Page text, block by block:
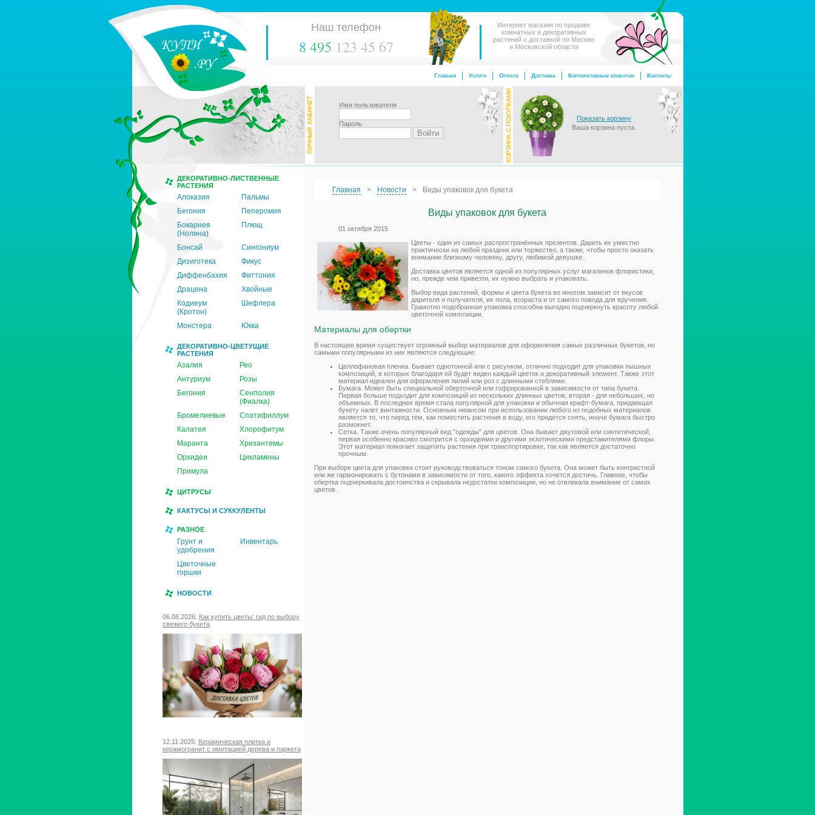
Наш телефон
8 495 123 45 67
Интернет магазин по продаже
комнатных и декоративных
растений с доставкой по Москве
и Московской области
Контакты
Корпоративным клиентам
Доставка
Оплата
Услуги
Главная
Имя пользователя
Пароль
Показать корзину
Ваша корзина пуста.
ДЕКОРАТИВНО-ЛИСТВЕННЫЕ
РАСТЕНИЯ
Алоказия
Пальмы
Бегония
Пеперомия
Бокарнея
(Нолина)
Плющ
Бонсай
Сингониум
Дизиготека
Фикус
Диффенбахия
Фиттония
Драцена
Хвойные
Кодиеум
(Кротон)
Шефлера
Монстера Юкка
ДЕКОРАТИВНО-ЦВЕТУЩИЕ
РАСТЕНИЯ
Азалия
Рео
Антуриум
Розы
Бегония
Сенполия
(Фиалка)
Бромелиевые
Спатифиллум
Калатея
Хлорофитум
Маранта
Хризантемы
Орхидеи
Цикламены
Примула
ЦИТРУСЫ
КАКТУСЫ И СУККУЛЕНТЫ
РАЗНОЕ
Грунт и
удобрения
Инвентарь
Цветочные
горшки
НОВОСТИ
06.08.2026: Как купить цветы: гид по выбору
свежего букета
12.11.2025: Керамическая плитка и
керамогранит с имитацией дерева и паркета
Главная Новости Виды упаковок для букета
Виды упаковок для букета
01 октября 2015
Цветы - один из самых распространённых презентов. Дарить их уместно
практически на любой праздник или торжество, а также, чтобы просто оказать
внимание близкому человеку, другу, любимой девушке.
Доставка цветов является одной из популярных услуг магазинов флористики,
но, прежде чем привезти, их нужно выбрать и упаковать.
Выбор вида растений, формы и цвета букета во многом зависит от вкусов
дарителя и получателя, их пола, возраста и от самого повода для вручения.
Грамотно подобранная упаковка способна выгодно подчеркнуть красоту любой
цветочной композиции.
Материалы для обертки
В настоящее время существует огромный выбор материалов для оформления самых различных букетов, но
самыми популярными из них являются следующие:
Целлофановая пленка. Бывает однотонной или с рисунком, отлично подходит для упаковки пышных
композиций, в которых благодаря ей будет виден каждый цветок и декоративный элемент. Также этот
материал идеален для оформления лилий или роз с длинными стеблями.
Бумага. Может быть специальной оберточной или гофрированной в зависимости от типа букета.
Первая больше подходит для композиций из нескольких длинных цветов, вторая - для небольших, но
объемных. В последнее время стала популярной для упаковки и обычная крафт-бумага, придающая
букету налет винтажности. Основным нюансом при использовании любого из подобных материалов
является то, что перед тем, как поместить растения в воду, его придется снять, иначе бумага быстро
размокнет.
Сетка. Также очень популярный вид "одежды" для цветов. Она бывает джутовой или синтетической,
первая особенно красиво смотрится с орхидеями и другими экзотическими представителями флоры.
Этот материал помогает защитить растения при транспортировке, так как является достаточно
прочным.
При выборе цвета для упаковки стоит руководствоваться тоном самого букета. Она может быть контрастной
или же гармонировать с бутонами в зависимости от того, какого эффекта хочется достичь. Главное, чтобы
обертка подчеркивала достоинства и скрывала недостатки композиции, но не отвлекала внимание от самих
цветов.